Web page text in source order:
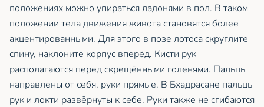
положениях можно упираться ладонями в пол. В таком
положении тела движения живота становятся более
акцентированными. Для этого в позе лотоса скруглите
спину, наклоните корпус вперёд. Кисти рук
располагаются перед скрещёнными голенями. Пальцы
направлены от себя, руки прямые. В Бхадрасане пальцы
рук и локти развёрнуты к себе. Руки также не сгибаются